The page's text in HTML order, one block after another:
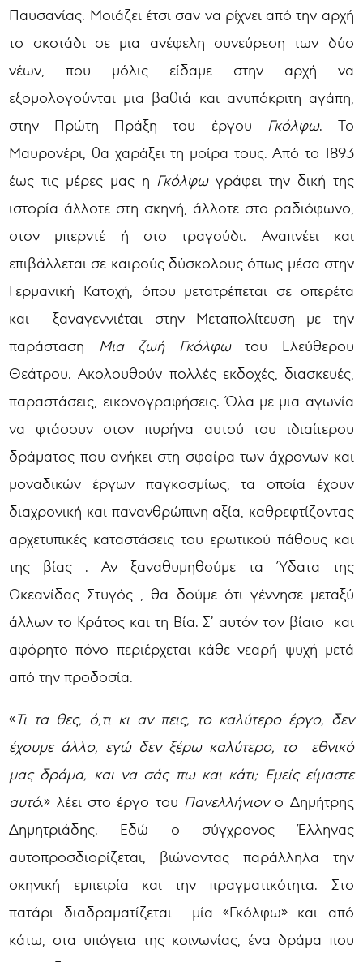
Παυσανίας. Μοιάζει έτσι σαν να ρίχνει από την αρχή
το σκοτάδι σε μια ανέφελη συνεύρεση των δύο
νέων, που μόλις είδαμε στην αρχή να
εξομολογούνται μια βαθιά και ανυπόκριτη αγάπη,
στην Πρώτη Πράξη του έργου
Γκόλφω. Το
Μαυρονέρι, θα χαράξει τη μοίρα τους. Από το 1893
έως τις μέρες μας η Γκόλφωγράφει την δική της
ιστορία άλλοτε στη σκηνή, άλλοτε στο ραδιόφωνο,
στον μπερντέ ή στο τραγούδι. Αναπνέει και
επιβάλλεται σε καιρούς δύσκολους όπως μέσα στην
Γερμανική Κατοχή, όπου μετατρέπεται σε οπερέτα
και ξαναγεννιέται στην Μεταπολίτευση με την
παράσταση
Μια ζωή Γκόλφωτου Ελεύθερου
Θεάτρου. Ακολουθούν πολλές εκδοχές, διασκευές,
παραστάσεις, εικονογραφήσεις. Όλα με μια αγωνία
να φτάσουν στον πυρήνα αυτού του ιδιαίτερου
δράματος που ανήκει στη σφαίρα των άχρονων και
μοναδικών έργων παγκοσμίως, τα οποία έχουν
διαχρονική και πανανθρώπινη αξία, καθρεφτίζοντας
αρχετυπικές καταστάσεις του ερωτικού πάθους και
της βίας . Αν ξαναθυμηθούμε τα Ύδατα της
Ωκεανίδας Στυγός , θα δούμε ότι γέννησε μεταξύ
άλλων το Κράτος και τη Βία. Σ’ αυτόν τον βίαιο και
αφόρητο πόνο περιέρχεται κάθε νεαρή ψυχή μετά
από την προδοσία.
«Τι τα θες, ό,τι κι αν πεις, το καλύτερο έργο, δεν
έχουμε άλλο, εγώ δεν ξέρω καλύτερο, το εθνικό
μας δράμα, και να σάς πω και κάτι; Εμείς είμαστε
αυτό.» λέει στο έργο του Πανελλήνιονο Δημήτρης
Δημητριάδης. Εδώ ο σύγχρονος Έλληνας
αυτοπροσδιορίζεται, βιώνοντας παράλληλα την
σκηνική εμπειρία και την πραγματικότητα. Στο
πατάρι διαδραματίζεται μία «Γκόλφω» και από
κάτω, στα υπόγεια της κοινωνίας, ένα δράμα που